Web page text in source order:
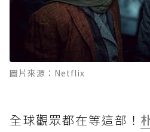
圖片來源：Netflix
全球觀眾都在等這部！